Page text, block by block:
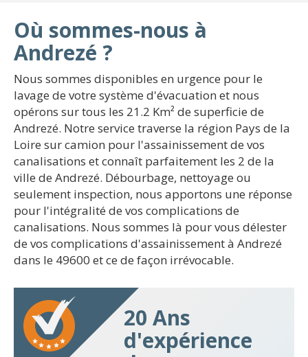
Où sommes-nous à
Andrezé ?
Nous sommes disponibles en urgence pour le
lavage de votre système d'évacuation et nous
opérons sur tous les 21.2 Km² de superficie de
Andrezé. Notre service traverse la région Pays de la
Loire sur camion pour l'assainissement de vos
canalisations et connaît parfaitement les 2 de la
ville de Andrezé. Débourbage, nettoyage ou
seulement inspection, nous apportons une réponse
pour l'intégralité de vos complications de
canalisations. Nous sommes là pour vous délester
de vos complications d'assainissement à Andrezé
dans le 49600 et ce de façon irrévocable.
20 Ans
d'expérience